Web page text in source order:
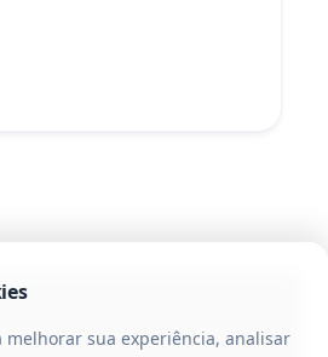
melhorar sua experiência, analisar